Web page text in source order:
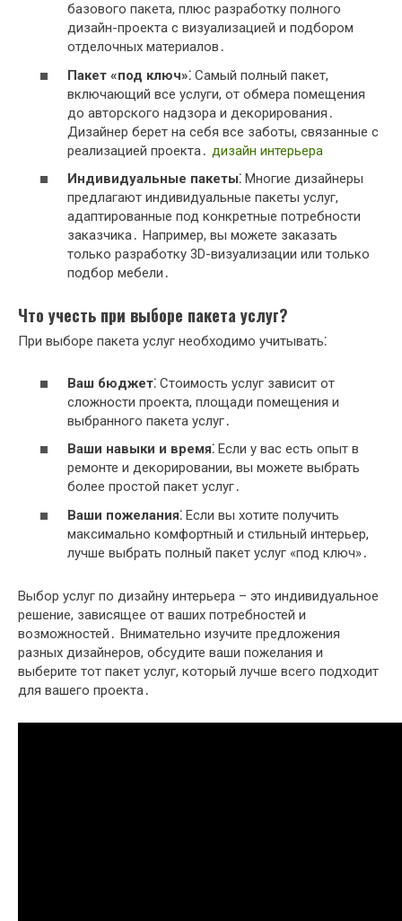
базового пакета, плюс разработку полного
дизайн-проекта с визуализацией и подбором
отделочных материалов․
Пакет «под ключ»⁚ Самый полный пакет,
включающий все услуги, от обмера помещения
до авторского надзора и декорирования․
Дизайнер берет на себя все заботы, связанные с
реализацией проекта․ дизайн интерьера
Индивидуальные пакеты⁚ Многие дизайнеры
предлагают индивидуальные пакеты услуг,
адаптированные под конкретные потребности
заказчика․ Например, вы можете заказать
только разработку 3D-визуализации или только
подбор мебели․
Что учесть при выборе пакета услуг?
При выборе пакета услуг необходимо учитывать⁚
Ваш бюджет⁚ Стоимость услуг зависит от
сложности проекта, площади помещения и
выбранного пакета услуг․
Ваши навыки и время⁚ Если у вас есть опыт в
ремонте и декорировании, вы можете выбрать
более простой пакет услуг․
Ваши пожелания⁚ Если вы хотите получить
максимально комфортный и стильный интерьер,
лучше выбрать полный пакет услуг «под ключ»․
Выбор услуг по дизайну интерьера – это индивидуальное
решение, зависящее от ваших потребностей и
возможностей․ Внимательно изучите предложения
разных дизайнеров, обсудите ваши пожелания и
выберите тот пакет услуг, который лучше всего подходит
для вашего проекта․